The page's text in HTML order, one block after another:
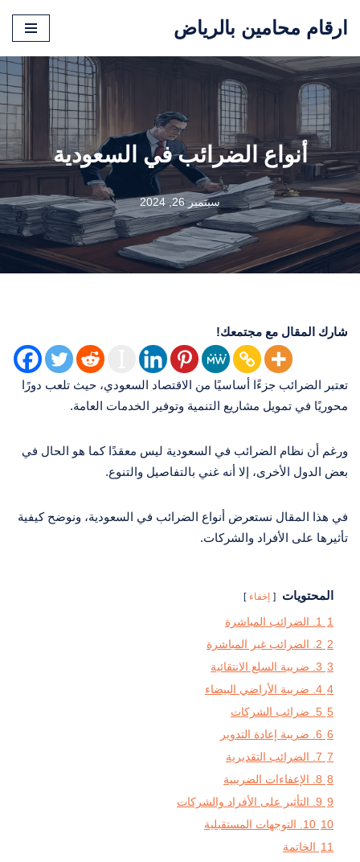
تخطى
إلى
المحتوى
ارقام محامين بالرياض
أنواع الضرائب في السعودية
سبتمبر 26, 2024
شارك المقال مع مجتمعك!
تعتبر الضرائب جزءًا أساسيًا من الاقتصاد السعودي، حيث تلعب دورًا
محوريًا في تمويل مشاريع التنمية وتوفير الخدمات العامة.
ورغم أن نظام الضرائب في السعودية ليس معقدًا كما هو الحال في
بعض الدول الأخرى، إلا أنه غني بالتفاصيل والتنوع.
في هذا المقال نستعرض أنواع الضرائب في السعودية، ونوضح كيفية
تأثيرها على الأفراد والشركات.
المحتويات إخفاء
1 1. الضرائب المباشرة
2 2. الضرائب غير المباشرة
3 3. ضريبة السلع الانتقائية
4 4. ضريبة الأراضي البيضاء
5 5. ضرائب الشركات
6 6. ضريبة إعادة التدوير
7 7. الضرائب التقديرية
8 8. الإعفاءات الضريبية
9 9. التأثير على الأفراد والشركات
10 10. التوجهات المستقبلية
11
الخاتمة